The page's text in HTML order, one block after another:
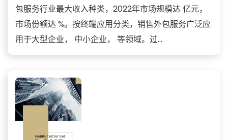
包服务行业最大收入种类，2022年市场规模达 亿元，
市场份额达 %。按终端应用分类，销售外包服务广泛应
用于大型企业， 中小企业， 等领域。过...